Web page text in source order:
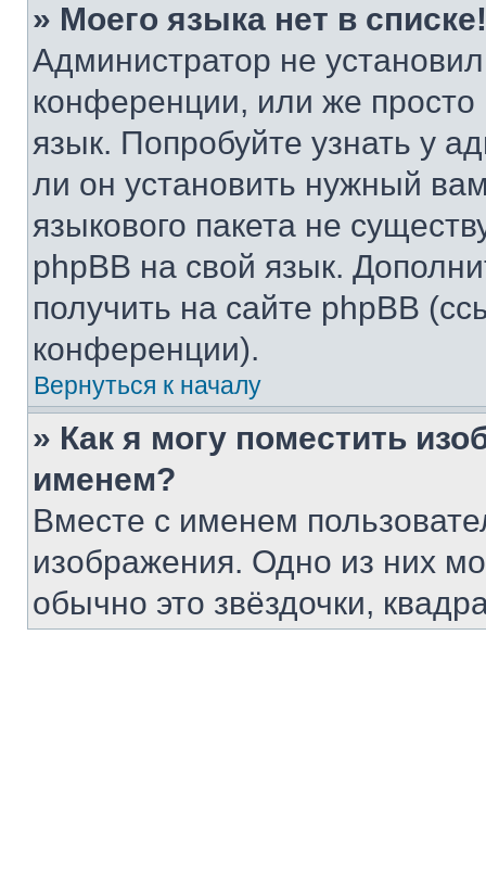
» Моего языка нет в списке!
Администратор не
конференции, или же
язык. Попробуйте узнать у
ли он установить нужный
языкового пакета не
phpBB на свой язык.
получить на сайте phpBB
конференции).
Вернуться к началу
» Как я могу поместить
именем?
Вместе с именем
изображения. Одно из них
обычно это звёздочки,